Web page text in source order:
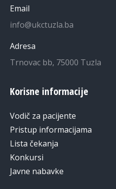
Email
info@ukctuzla.ba
Adresa
Trnovac bb, 75000 Tuzla
Korisne informacije
Vodič za pacijente
Pristup informacijama
Lista čekanja
Konkursi
Javne nabavke